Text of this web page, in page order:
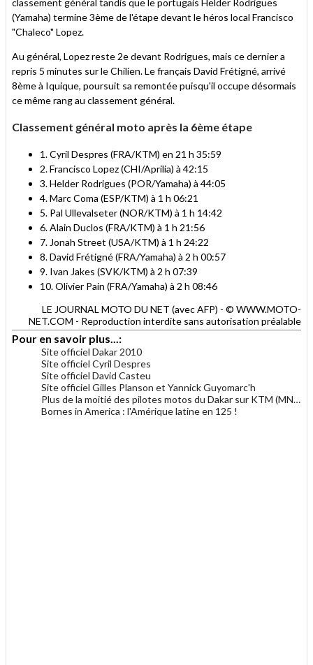
(Yamaha) termine 3ème de l'étape devant le héros local Francisco
"Chaleco" Lopez.
Au général, Lopez reste 2e devant Rodrigues, mais ce dernier a
repris 5 minutes sur le Chilien. Le français David Frétigné, arrivé
8ème à Iquique, poursuit sa remontée puisqu'il occupe désormais
ce même rang au classement général.
Classement général moto après la 6ème étape
1. Cyril Despres (FRA/KTM) en 21 h 35:59
2. Francisco Lopez (CHI/Aprilia) à 42:15
3. Helder Rodrigues (POR/Yamaha) à 44:05
4. Marc Coma (ESP/KTM) à 1 h 06:21
5. Pal Ullevalseter (NOR/KTM) à 1 h 14:42
6. Alain Duclos (FRA/KTM) à 1 h 21:56
7. Jonah Street (USA/KTM) à 1 h 24:22
8. David Frétigné (FRA/Yamaha) à 2 h 00:57
9. Ivan Jakes (SVK/KTM) à 2 h 07:39
10. Olivier Pain (FRA/Yamaha) à 2 h 08:46
LE JOURNAL MOTO DU NET (avec AFP) - © WWW.MOTO-
NET.COM - Reproduction interdite sans autorisation préalable
Pour en savoir plus...:
Site officiel Dakar 2010
Site officiel Cyril Despres
Site officiel David Casteu
Site officiel Gilles Planson et Yannick Guyomarc'h
Plus de la moitié des pilotes motos du Dakar sur KTM (MNC du 23 décembre 2009)
Bornes in America : l'Amérique latine en 125 !